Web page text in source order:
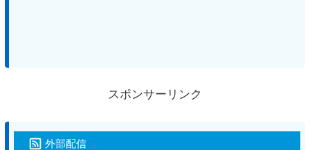
スポンサーリンク
外部配信